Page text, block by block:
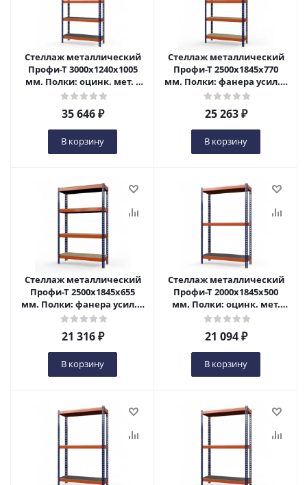
Стеллаж металлический
Профи-Т 3000x1240x1005
мм. Полки: оцинк. мет. 5
шт. в Пензе
35 646₽
В корзину
Стеллаж металлический
Профи-Т 2500x1845x770
мм. Полки: фанера усил. 5
шт. в Пензе
25 263₽
В корзину
Стеллаж металлический
Профи-Т 2500x1845x655
мм. Полки: фанера усил. 4
шт. в Пензе
21 316₽
В корзину
Стеллаж металлический
Профи-Т 2000x1845x500
мм. Полки: оцинк. мет.
усил. 3 шт. в Пензе
21 094₽
В корзину